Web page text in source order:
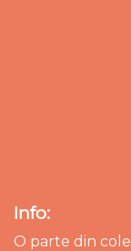
Info:
O parte din